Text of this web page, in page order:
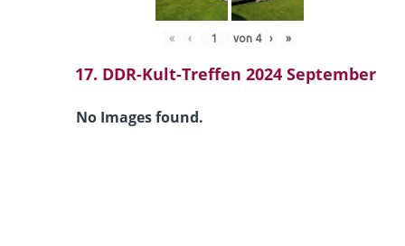
« ‹ von 4 › »
17. DDR-Kult-Treffen 2024 September
No Images found.